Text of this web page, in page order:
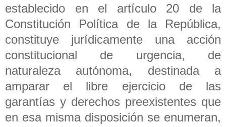
establecido en el artículo 20 de la
Constitución Política de la República,
constituye jurídicamente una acción
constitucional de urgencia, de
naturaleza autónoma, destinada a
amparar el libre ejercicio de las
garantías y derechos preexistentes que
en esa misma disposición se enumeran,